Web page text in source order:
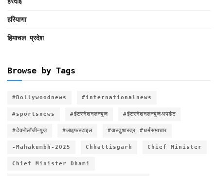
हरियाणा
हिमाचल प्रदेश
Browse by Tags
#Bollywoodnews #internationalnews
#sportsnews #इंटरनेशनलन्यूज #इंटरनेशनलन्यूजअपडेट
#टेक्नोलॉजीन्यूज #लाइफस्टाइल #वास्तुशास्त्र #धर्मसमाचार
-Mahakumbh-2025 Chhattisgarh Chief Minister
Chief Minister Dhami